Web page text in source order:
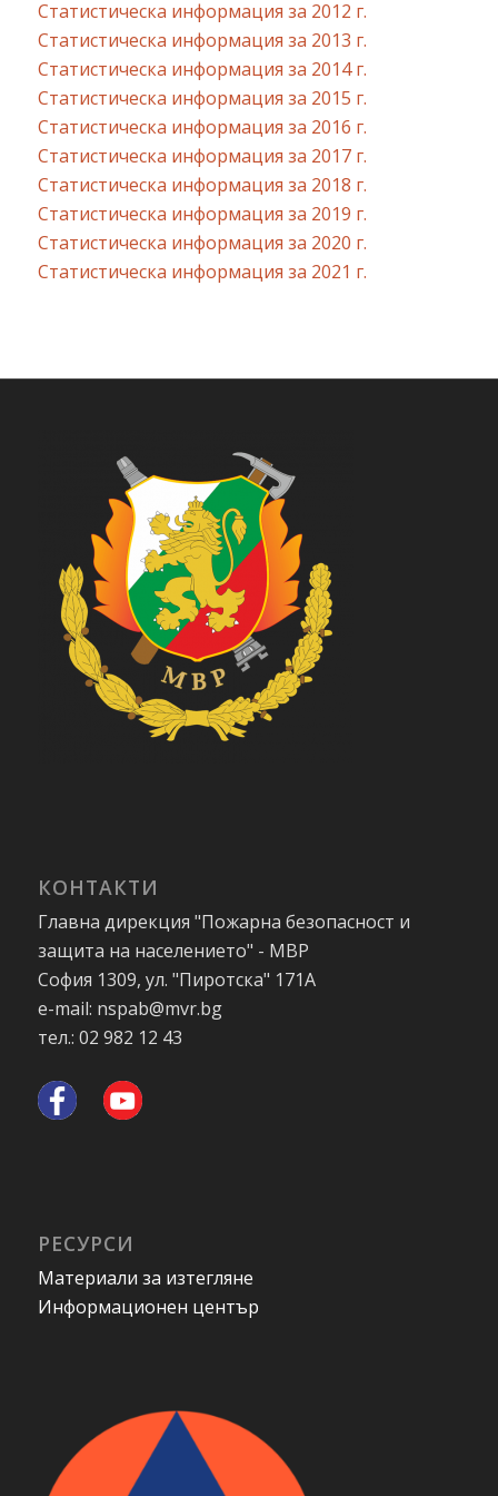
Статистическа информация за 2012 г.
Статистическа информация за 2013 г.
Статистическа информация за 2014 г.
Статистическа информация за 2015 г.
Статистическа информация за 2016 г.
Статистическа информация за 2017 г.
Статистическа информация за 2018 г.
Статистическа информация за 2019 г.
Статистическа информация за 2020 г.
Статистическа информация за 2021 г.
КОНТАКТИ
Главна дирекция "Пожарна безопасност и
защита на населението" - МВР
София 1309, ул. "Пиротска" 171А
e-mail: nspab@mvr.bg
тел.: 02 982 12 43
РЕСУРСИ
Материали за изтегляне
Информационен център